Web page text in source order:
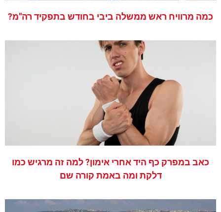
כמה מרוויח ראש ממשלה ביבי בחודש בתפקיד רה"מ?
כאב במפרק כף היד אחרי אימון? למה זה מרגיש כמו
דלקת ומה באמת קורה שם